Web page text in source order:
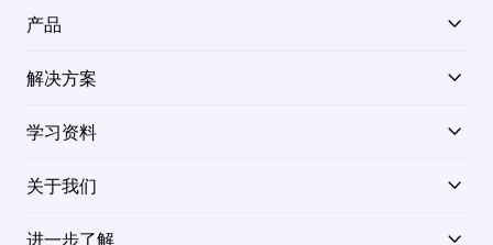
产品
解决方案
学习资料
关于我们
进一步了解